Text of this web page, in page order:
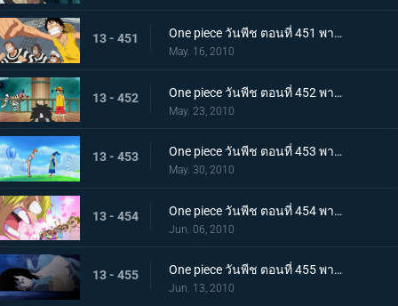
13 - 451 One piece วันพีช ตอนที่ 451 พากย์ไทย ปาฏิหาริย์ครั้งสุดท้าย! บุกทะลวงประตูแห่งความยุติธรรม!
May. 16, 2010
13 - 452 One piece วันพีช ตอนที่ 452 พากย์ไทย เป้าหมายคือศูนย์ใหญ่กองทัพเรือ! เตรียมออกเรือไปช่วยเอส!
May. 23, 2010
13 - 453 One piece วันพีช ตอนที่ 453 พากย์ไทย พรรคพวกอยู่ไหนกันบ้าง รายงานจากเกาะเวเธอเรียและสัตว์ไซบอร์ก
May. 30, 2010
13 - 454 One piece วันพีช ตอนที่ 454 พากย์ไทย พรรคพวกอยู่ไหนกันบ้าง นกน้อยของแม่นกยักษ์และการประจันหน้าสีชมพู!
Jun. 06, 2010
13 - 455 One piece วันพีช ตอนที่ 455 พากย์ไทย พรรคพวกอยู่ไหนกันบ้าง กองทัพปฏิวัติและกับดักในป่าชูชก!
Jun. 13, 2010